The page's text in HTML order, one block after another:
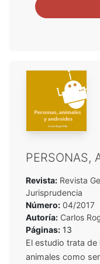
PERSONAS,
Revista: Revista
Jurisprudencia
Número: 04/2017
Autoría: Carlos
Páginas: 13
El estudio trata
animales como